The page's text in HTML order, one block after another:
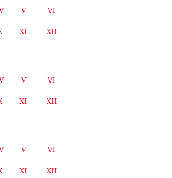
V VI
XI XII
V VI
XI XII
V VI
XI XII